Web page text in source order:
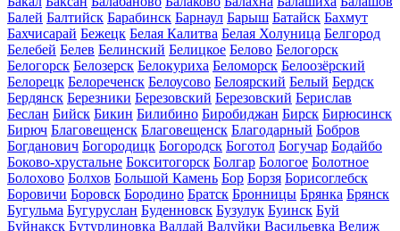
Балей Балтийск Барабинск Барнаул Барыш Батайск Бахмут
Бахчисарай Бежецк Белая Калитва Белая Холуница Белгород
Белебей Белев Белинский Белицкое Белово Белогорск
Белогорск Белозерск Белокуриха Беломорск Белоозёрский
Белорецк Белореченск Белоусово Белоярский Белый Бердск
Бердянск Березники Березовский Березовский Берислав
Беслан Бийск Бикин Билибино Биробиджан Бирск Бирюсинск
Бирюч Благовещенск Благовещенск Благодарный Бобров
Богданович Богородицк Богородск Боготол Богучар Бодайбо
Боково-хрустальне Бокситогорск Болгар Бологое Болотное
Болохово Болхов Большой Камень Бор Борзя Борисоглебск
Боровичи Боровск Бородино Братск Бронницы Брянка Брянск
Бугульма Бугуруслан Буденновск Бузулук Буинск Буй
Буйнакск Бутурлиновка Валдай Валуйки Васильевка Велиж